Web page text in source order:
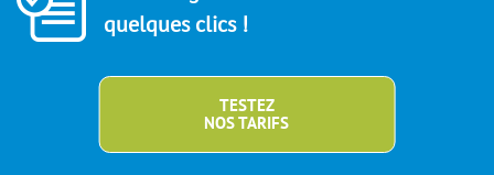
quelques clics !
TESTEZ
NOS TARIFS